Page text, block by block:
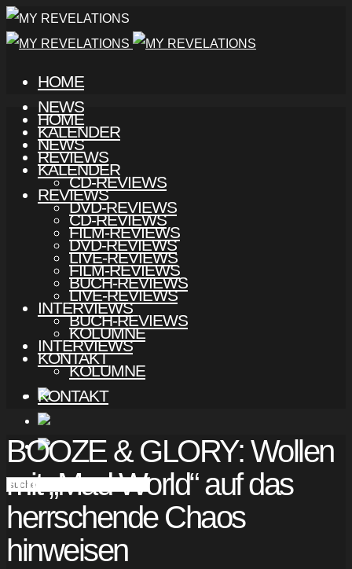
HOME
NEWS
KALENDER
REVIEWS
CD-REVIEWS
DVD-REVIEWS
FILM-REVIEWS
LIVE-REVIEWS
BUCH-REVIEWS
INTERVIEWS
KOLUMNE
KONTAKT
HOME
NEWS
KALENDER
REVIEWS
CD-REVIEWS
DVD-REVIEWS
FILM-REVIEWS
LIVE-REVIEWS
BUCH-REVIEWS
INTERVIEWS
KOLUMNE
KONTAKT
BOOZE & GLORY: Wollen
mit „Mad World“ auf das
herrschende Chaos
hinweisen